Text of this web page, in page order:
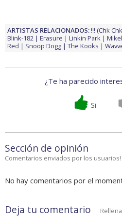
ARTISTAS RELACIONADOS:!!! (Chk
Blink-182
Erasure Linkin Park
Red
Snoop Dogg The Kooks
¿Te ha parecido
Si
Sección de opinión
Comentarios enviados por los usuarios!
No hay comentarios por el
Deja tu comentario